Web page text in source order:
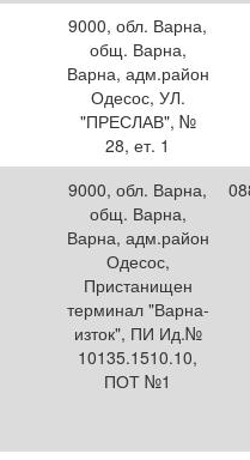
9000, обл. Варна,
общ. Варна,
Варна, адм.район
Одесос, УЛ.
"ПРЕСЛАВ", №
28, ет. 1
9000, обл. Варна,
общ. Варна,
Варна, адм.район
Одесос,
Пристанищен
терминал "Варна-
изток", ПИ Ид.№
10135.1510.10,
ПОТ №1